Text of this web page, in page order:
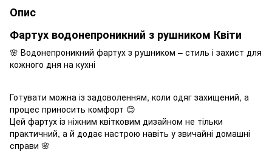
Опис
Фартух водонепроникний з рушником Квіти
🌸 Водонепроникний фартух з рушником – стиль і захист для
кожного дня на кухні
Готувати можна із задоволенням, коли одяг захищений, а
процес приносить комфорт 😊
Цей фартух із ніжним квітковим дизайном не тільки
практичний, а й додає настрою навіть у звичайні домашні
справи 🌸